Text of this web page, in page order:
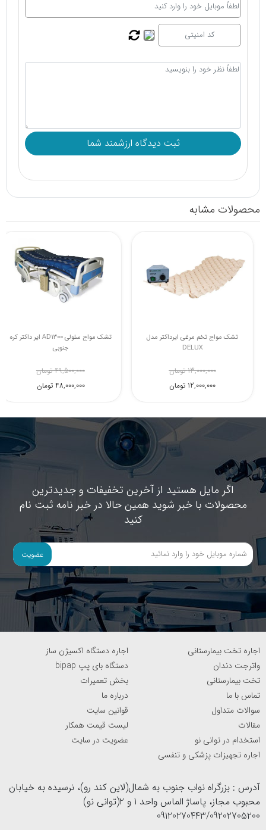
محصولات مشابه
تشک مواج تخم مرغی ایرداکتر مدل
DELUX
13,000,000 تومان
12,000,000 تومان
تشک مواج ضد زخم بستر تخم مرغی
مکسی مدل NK-220
5,400,000 تومان
4,500,000 تومان
اگر مایل هستید از آخرین تخفیفات و جدیدترین
محصولات با خبر شوید همین حالا در خبر نامه ثبت نام
کنید
عضویت
اجاره تخت بیمارستانی
اجاره دستگاه اکسیژن ساز
واترجت دندان
دستگاه بای پپ bipap
تخت بیمارستانی
بخش تعمیرات
تماس با ما
درباره ما
سوالات متداول
قوانین سایت
مقالات
لیست قیمت همکار
استخدام در توانی نو
عضویت در سایت
اجاره تجهیزات پزشکی و تنفسی
آدرس : بزرگراه نواب جنوب به شمال(لاین کند رو)، نرسیده به خیابان
محبوب مجاز، پاساژ الماس واحد 1 و 2(توانی نو)
09120270443/09202705200